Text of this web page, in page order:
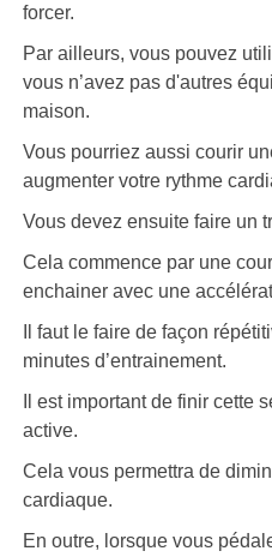
forcer.
Par ailleurs, vous pouvez
vous n’avez pas d'autres
maison.
Vous pourriez aussi courir
augmenter votre rythme
Vous devez ensuite faire un
Cela commence par une
enchainer avec une
Il faut le faire de façon
minutes d’entrainement.
Il est important de finir cette
active.
Cela vous permettra de
cardiaque.
En outre, lorsque vous